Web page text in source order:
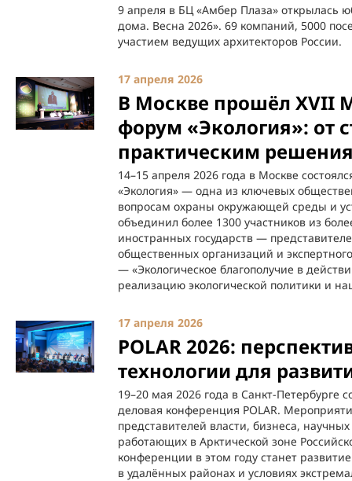
9 апреля в БЦ «Амбер Плаза» открылась
дома. Весна 2026». 69 компаний, 5000
участием ведущих архитекторов России.
17 апреля 2026
В Москве прошёл XVII
форум «Экология»: от
практическим
14–15 апреля 2026 года в Москве
«Экология» — одна из ключевых
вопросам охраны окружающей среды и
объединил более 1300 участников из
иностранных государств —
общественных организаций и
— «Экологическое благополучие в
реализацию экологической политики и
17 апреля 2026
POLAR 2026:
технологии для
19–20 мая 2026 года в Санкт-Петербурге
деловая конференция POLAR.
представителей власти, бизнеса,
работающих в Арктической зоне
конференции в этом году станет
в удалённых районах и условиях